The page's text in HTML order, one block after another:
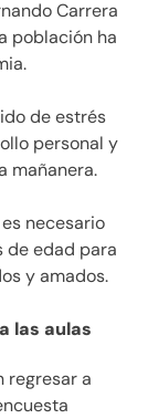
Carrera
población ha
de estrés
personal y
mañanera.
necesario
de edad para
y amados.
las aulas
regresar a